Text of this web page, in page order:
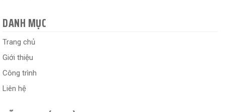
DANH MỤC
Trang chủ
Giới thiệu
Công trình
Liên hệ